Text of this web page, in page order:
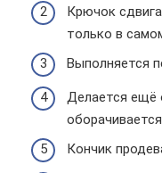
Крючок
только в
Выполняется
Делается ещё
Кончик